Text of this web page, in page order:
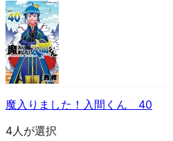
魔入りました！入間くん 40
4人が選択